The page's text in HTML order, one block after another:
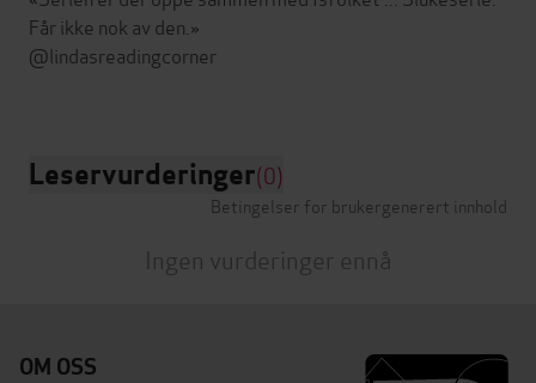
Får ikke nok av den.»
@lindasreadingcorner
Leservurderinger(0)
Betingelser for brukergenerert innhold
Ingen vurderinger ennå
OM OSS